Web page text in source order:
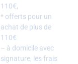
110€,
* offerts pour un
achat de plus de
110€
– à domicile avec
signature, les frais